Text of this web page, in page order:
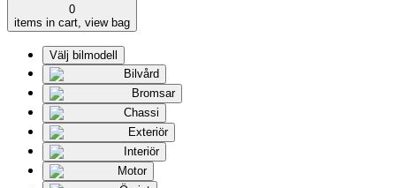
0
items in cart, view bag
Välj bilmodell
Bilvård
Bromsar
Chassi
Exteriör
Interiör
Motor